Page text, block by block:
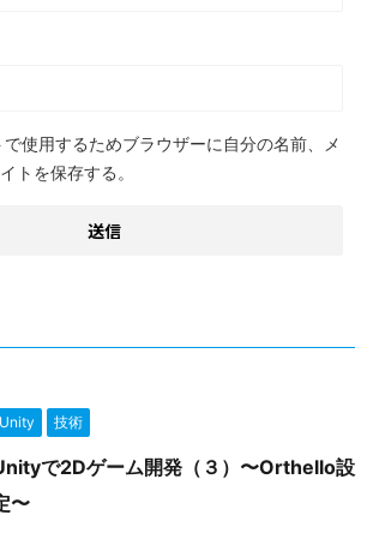
使用するためブラウザーに自分の名前、メ
トを保存する。
Unity 技術
で2Dゲーム開発（３）〜Orthello設
〜